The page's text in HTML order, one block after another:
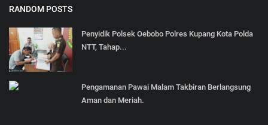
RANDOM POSTS
Penyidik Polsek Oebobo Polres Kupang Kota Polda
NTT, Tahap...
Pengamanan Pawai Malam Takbiran Berlangsung
Aman dan Meriah.